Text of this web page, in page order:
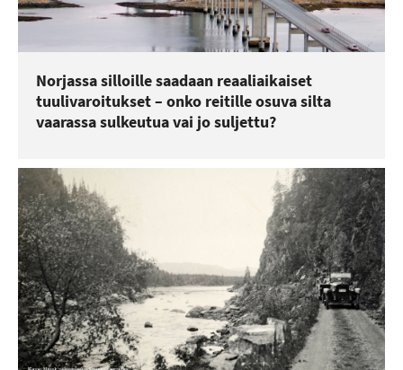
Norjassa silloille saadaan reaaliaikaiset
tuulivaroitukset – onko reitille osuva silta
vaarassa sulkeutua vai jo suljettu?